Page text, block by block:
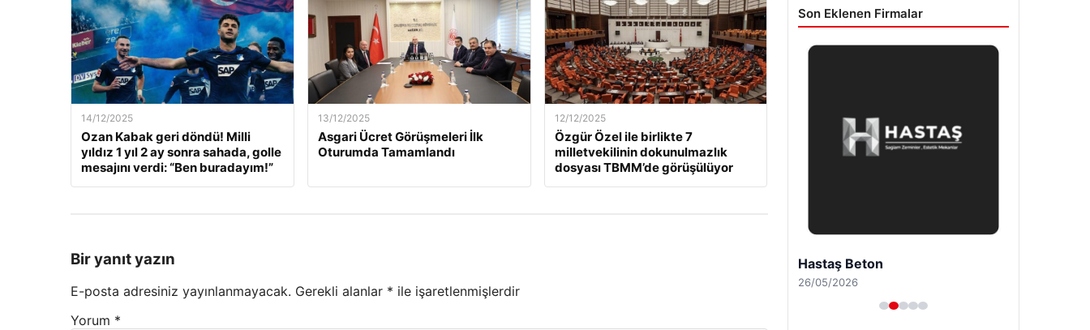
14/12/2025
Ozan Kabak geri döndü! Milli
yıldız 1 yıl 2 ay sonra sahada, golle
mesajını verdi: “Ben buradayım!”
13/12/2025
Asgari Ücret Görüşmeleri İlk
Oturumda Tamamlandı
12/12/2025
Özgür Özel ile birlikte 7
milletvekilinin dokunulmazlık
dosyası TBMM’de görüşülüyor
Bir yanıt yazın
E-posta adresiniz yayınlanmayacak. Gerekli alanlar * ile işaretlenmişlerdir
Yorum *
Son Eklenen Firmalar
Hastaş Beton
26/05/2026